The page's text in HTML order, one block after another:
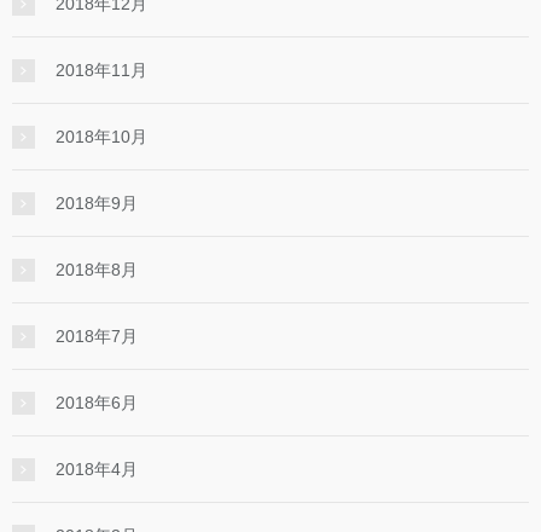
2018年12月
2018年11月
2018年10月
2018年9月
2018年8月
2018年7月
2018年6月
2018年4月